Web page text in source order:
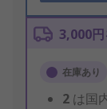
3,000
在庫あり
2 は国